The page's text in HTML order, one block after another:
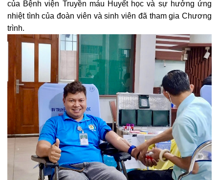
của Bệnh viện Truyền máu Huyết học và sự hưởng ứng
nhiệt tình của đoàn viên và sinh viên đã tham gia Chương
trình.